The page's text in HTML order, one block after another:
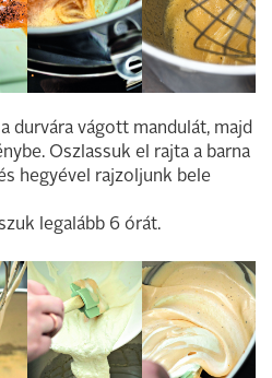
durvára vágott mandulát, majd
Oszlassuk el rajta a barna
hegyével rajzoljunk bele
legalább 6 órát.